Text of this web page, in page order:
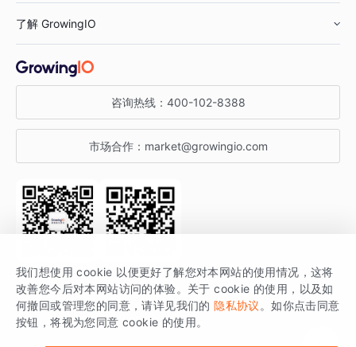
汽车行业
金融行业
智能运营
获客分析
增长公开课
增长博客
开发者文档
SDK 文档
场景指南
了解 GrowingIO
关于 GrowingIO
增长大会
行业活动
咨询热线： 400-102-8388
市场合作： market@growingio.com
关注公众号 获取更多干货
GrowingIO 是专注于数据智能分析与增长的品牌，核心平台为 GrowingIO
分析云。
我们想使用 cookie 以便更好了解您对本网站的使用情况，这将
改善您今后对本网站访问的体验。关于 cookie 的使用，以及如
何撤回或管理您的同意，请详见我们的 隐私协议 。如你点击同意
按钮，将视为您同意 cookie 的使用。